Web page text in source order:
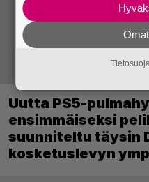
Uutta PS5-
ensimmäiseksi
suunniteltu täysin
kosketuslevyn